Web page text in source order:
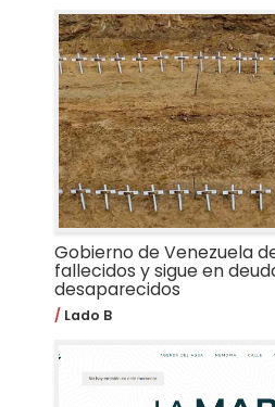
Gobierno de Venezuela
fallecidos y sigue en
desaparecidos
Lado B